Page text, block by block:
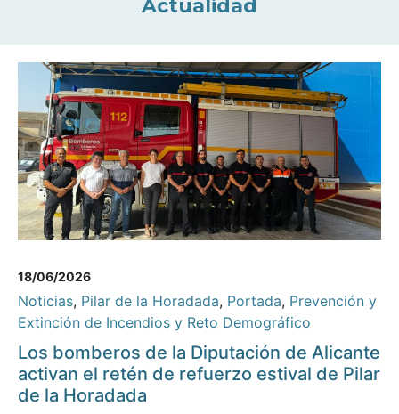
Actualidad
18/06/2026
Noticias, Pilar de la Horadada, Portada, Prevención y
Extinción de Incendios y Reto Demográfico
Los bomberos de la Diputación de Alicante
activan el retén de refuerzo estival de Pilar
de la Horadada